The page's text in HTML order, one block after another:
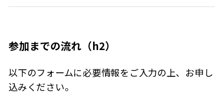
参加までの流れ（h2）
以下のフォームに必要情報をご入力の上、お申し
込みください。